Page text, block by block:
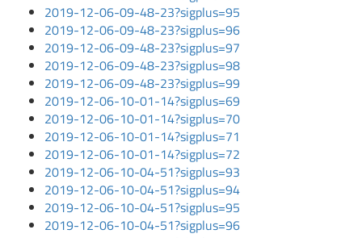
2019-12-06-09-48-23?sigplus=95
2019-12-06-09-48-23?sigplus=96
2019-12-06-09-48-23?sigplus=97
2019-12-06-09-48-23?sigplus=98
2019-12-06-09-48-23?sigplus=99
2019-12-06-10-01-14?sigplus=69
2019-12-06-10-01-14?sigplus=70
2019-12-06-10-01-14?sigplus=71
2019-12-06-10-01-14?sigplus=72
2019-12-06-10-04-51?sigplus=93
2019-12-06-10-04-51?sigplus=94
2019-12-06-10-04-51?sigplus=95
2019-12-06-10-04-51?sigplus=96